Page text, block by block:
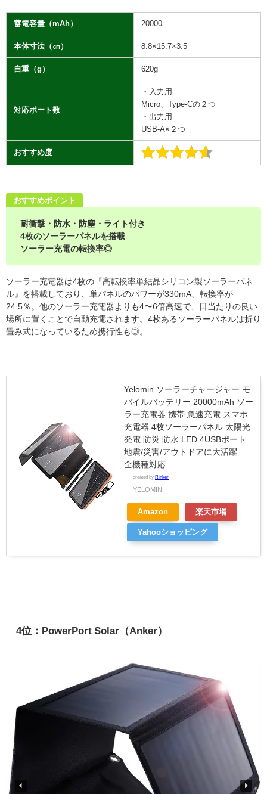
蓄電容量（mAh） 20000
本体寸法（㎝） 8.8×15.7×3.5
自重（g） 620g
対応ポート数
・
入力用
Micro、Type-Cの２つ
・ 出力用
USB-A×２つ
おすすめ度
おすすめポイント
耐衝撃・防水・防塵・ライト付き
4枚のソーラーパネルを搭載
ソーラー充電の転換率◎
ソーラー充電器は4枚の『高転換率単結晶シリコン製ソーラーパネ
ル』を搭載しており、単パネルのパワーが330mA、転換率が
24.5％。他のソーラー充電器よりも4〜6倍高速で、日当たりの良い
場所に置くことで自動充電されます。4枚あるソーラーパネルは折り
畳み式になっているため携行性も◎。
Yelomin ソーラーチャージャー モ
バイルバッテリー 20000mAh ソー
ラー充電器 携帯 急速充電 スマホ
充電器 4枚ソーラーパネル 太陽光
発電 防災 防水 LED 4USBポート
地震/災害/アウトドアに大活躍
全機種対応
created by Rinker
YELOMIN
Amazon 楽天市場
Yahooショッピング
4位：PowerPort Solar（Anker）